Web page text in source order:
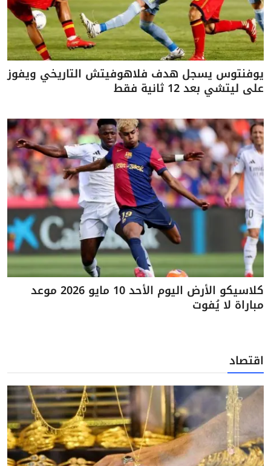
يوفنتوس يسجل هدف فلاهوفيتش التاريخي ويفوز
على ليتشي بعد 12 ثانية فقط
كلاسيكو الأرض اليوم الأحد 10 مايو 2026 موعد
مباراة لا يُفوت
اقتصاد